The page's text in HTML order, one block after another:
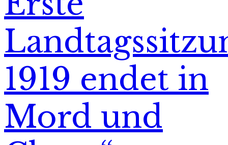
1919 endet in
Mord und